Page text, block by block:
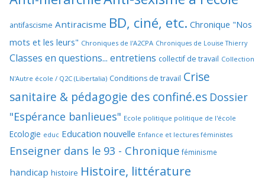
antifascisme Antiracisme BD, ciné, etc. Chronique "Nos
mots et les leurs" Chroniques de l'A2CPA Chroniques de Louise Thierry
Classes en questions... entretiens collectif de travail Collection
N'Autre école / Q2C (Libertalia) Conditions de travail Crise
sanitaire & pédagogie des confiné.es Dossier
"Espérance banlieues" Ecole politique politique de l'école
Ecologie educ Education nouvelle Enfance et lectures féministes
Enseigner dans le 93 - Chronique féminisme
handicap histoire Histoire, littérature